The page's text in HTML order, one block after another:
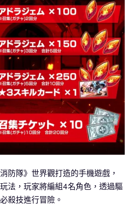
防隊》世界觀打造的手機遊戲，
法，玩家將編組4名角色，透過驅
殺技進行冒險。